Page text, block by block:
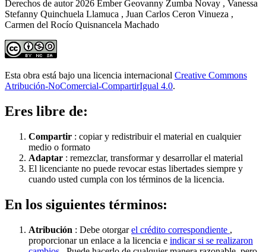
Derechos de autor 2026 Ember Geovanny Zumba Novay , Vanessa
Stefanny Quinchuela Llamuca , Juan Carlos Ceron Vinueza ,
Carmen del Rocío Quisnancela Machado
Esta obra está bajo una licencia internacional Creative Commons
Atribución-NoComercial-CompartirIgual 4.0.
Eres libre de:
Compartir : copiar y redistribuir el material en cualquier
medio o formato
Adaptar : remezclar, transformar y desarrollar el material
El licenciante no puede revocar estas libertades siempre y
cuando usted cumpla con los términos de la licencia.
En los siguientes términos:
Atribución : Debe otorgarel crédito correspondiente ,
proporcionar un enlace a la licencia e indicar si se realizaron